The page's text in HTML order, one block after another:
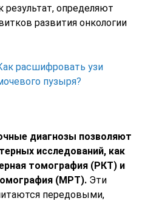
результат, определяют
развития онкологии
расшифровать узи
пузыря?
диагнозы позволяют
исследований, как
томография (РКТ) и
(МРТ). Эти
передовыми,